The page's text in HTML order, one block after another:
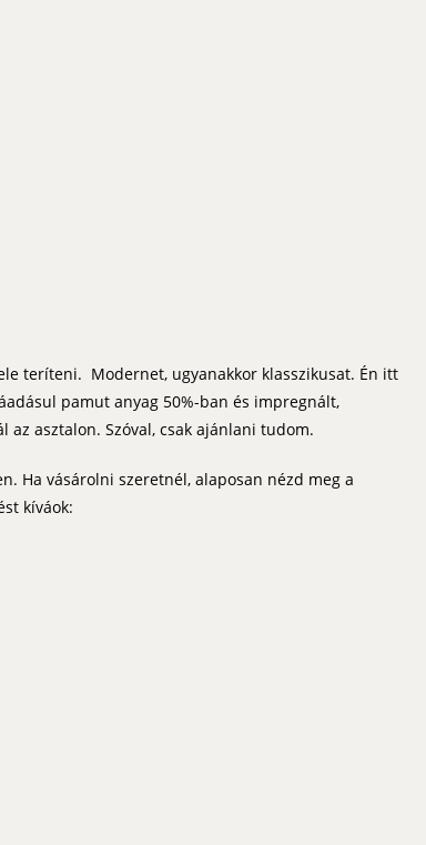
teríteni. Modernet, ugyanakkor klasszikusat. Én itt
pamut anyag 50%-ban és impregnált,
az asztalon. Szóval, csak ajánlani tudom.
Ha vásárolni szeretnél, alaposan nézd meg a
kíváok: